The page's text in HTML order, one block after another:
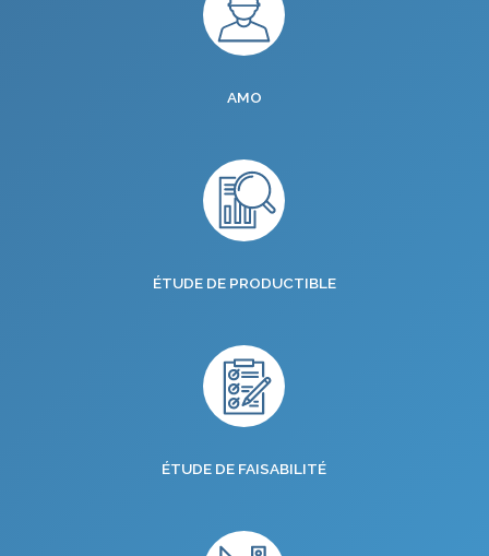
AMO
ÉTUDE DE PRODUCTIBLE
ÉTUDE DE FAISABILITÉ